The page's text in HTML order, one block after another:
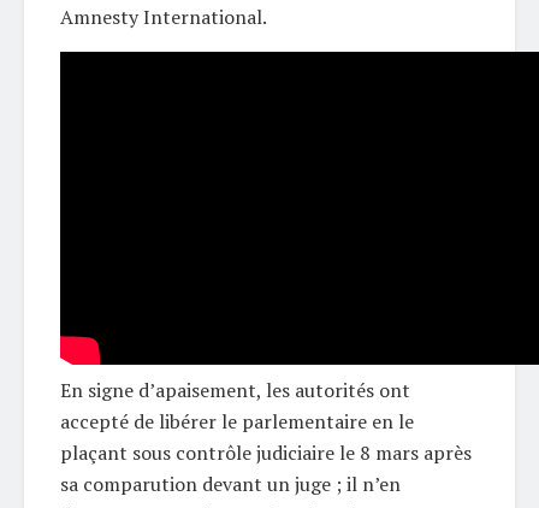
Amnesty International.
En signe d’apaisement, les autorités ont
accepté de libérer le parlementaire en le
plaçant sous contrôle judiciaire le 8 mars après
sa comparution devant un juge ; il n’en